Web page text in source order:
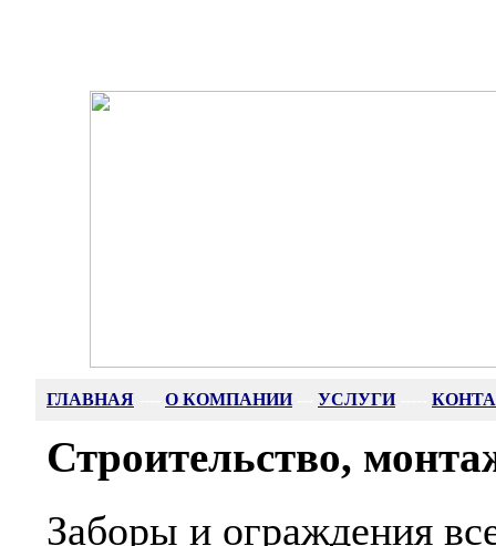
ГЛАВНАЯ О КОМПАНИИ УСЛУГИ
Строительство,
Заборы и ограждения